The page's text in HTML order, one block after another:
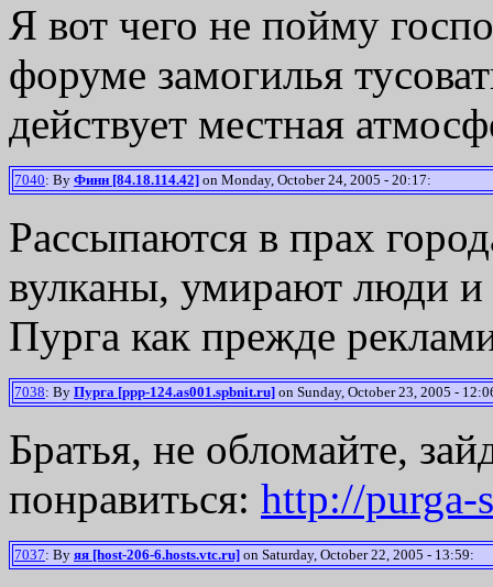
Я вот чего не пойму
форуме замогилья
действует местная
7040: By Финн [84.18.114.42] on Monday, October 24, 2005 - 20:17:
Рассыпаются в прах
вулканы, умирают люди
Пурга как прежде
7038: By Пурга [ppp-124.as001.spbnit.ru] on Sunday, October 23, 2005 -
Братья, не обломайте,
понравиться: http://purga-
7037: By яя [host-206-6.hosts.vtc.ru] on Saturday, October 22, 2005 - 13:59: